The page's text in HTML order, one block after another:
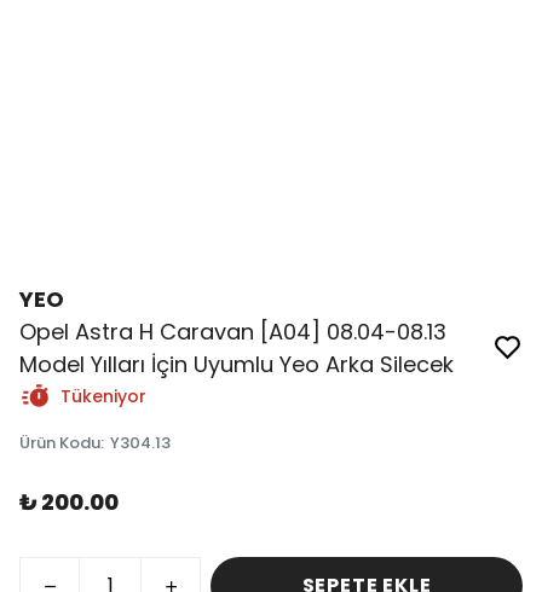
YEO
Opel Astra H Caravan [A04] 08.04-08.13
Model Yılları İçin Uyumlu Yeo Arka Silecek
Tükeniyor
Ürün Kodu: Y304.13
₺ 200.00
SEPETE EKLE